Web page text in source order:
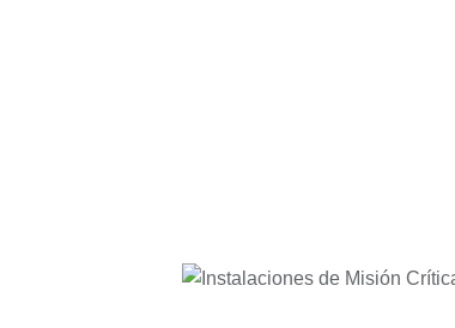
Instalaciones de Misión